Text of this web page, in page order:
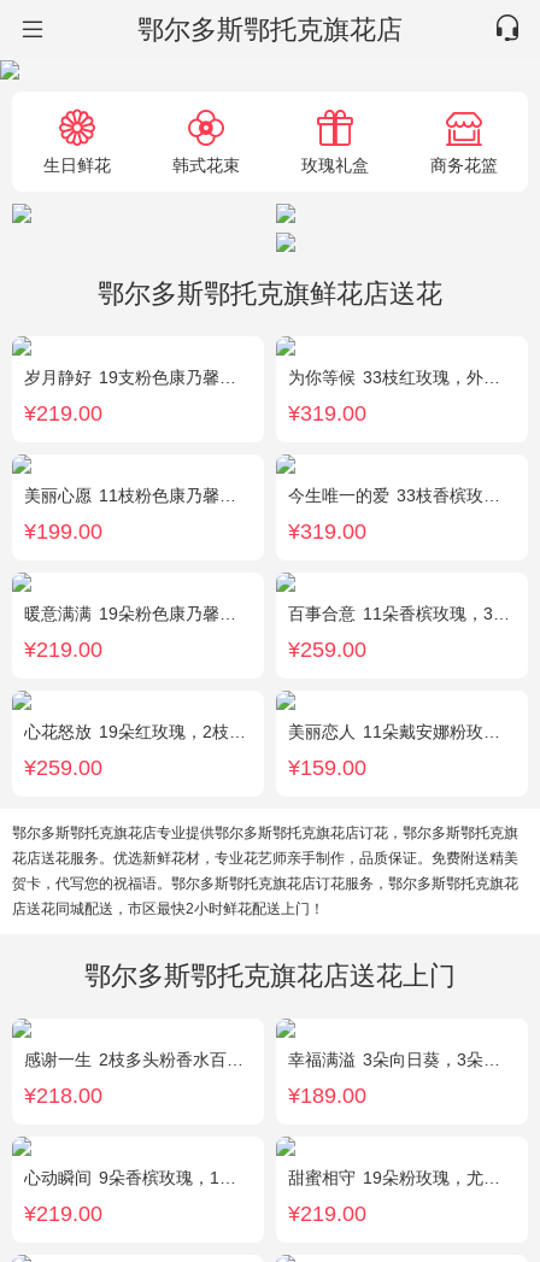
鄂尔多斯鄂托克旗花店
生日鲜花 韩式花束 玫瑰礼盒 商务花篮
鄂尔多斯鄂托克旗鲜花店送花
岁月静好 19支粉色康乃馨，1枝白色多头百合，搭配满天星、黄莺装饰。
¥219.00
为你等候 33枝红玫瑰，外围满天星和黄莺，随机赠送两只公仔
¥319.00
美丽心愿 11枝粉色康乃馨，2枝白色多头香水百合，搭配黄莺满天星
¥199.00
今生唯一的爱 33枝香槟玫瑰，黄莺、满天星丰满，随机赠送2只小熊。
¥319.00
暖意满满 19朵粉色康乃馨，搭配相思梅、黄莺穿插点缀。
¥219.00
百事合意 11朵香槟玫瑰，3枝多头白百合，黄莺搭配
¥259.00
心花怒放 19朵红玫瑰，2枝多头粉百合，配花、黄莺搭配
¥259.00
美丽恋人 11朵戴安娜粉玫瑰，粉色满天星、尤加利绿叶搭配
¥159.00
鄂尔多斯鄂托克旗花店专业提供鄂尔多斯鄂托克旗花店订花，鄂尔多斯鄂托克旗
花店送花服务。优选新鲜花材，专业花艺师亲手制作，品质保证。免费附送精美
贺卡，代写您的祝福语。鄂尔多斯鄂托克旗花店订花服务，鄂尔多斯鄂托克旗花
店送花同城配送，市区最快2小时鲜花配送上门！
鄂尔多斯鄂托克旗花店送花上门
感谢一生 2枝多头粉香水百合，11枝粉康乃馨，满天星+绿叶适量。
¥218.00
幸福满溢 3朵向日葵，3朵香槟玫瑰，配花、绿叶搭配
¥189.00
心动瞬间 9朵香槟玫瑰，1个蓝色绣球，1支多头白百合，桔梗、绿叶搭配
¥219.00
甜蜜相守 19朵粉玫瑰，尤加利、小花搭配
¥219.00